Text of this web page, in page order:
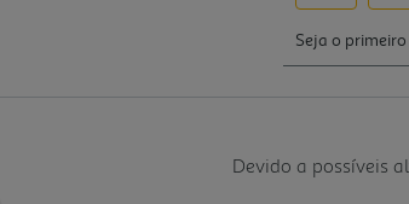
Devido a possíveis